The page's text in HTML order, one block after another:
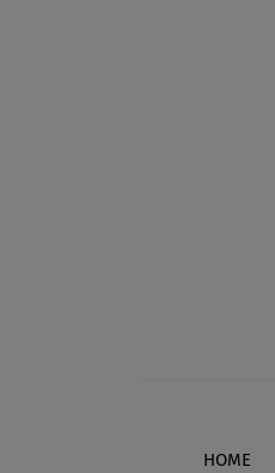
Footer
HOME